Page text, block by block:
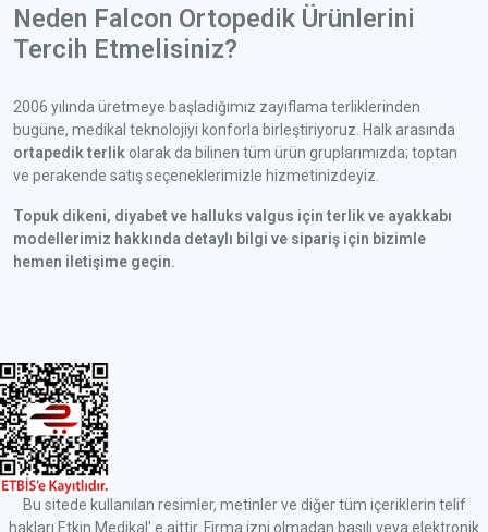
Neden Falcon Ortopedik Ürünlerini
Tercih Etmelisiniz?
2006 yılında üretmeye başladığımız zayıflama terliklerinden
bugüne, medikal teknolojiyi konforla birleştiriyoruz. Halk arasında
ortapedik terlik olarak da bilinen tüm ürün gruplarımızda; toptan
ve perakende satış seçeneklerimizle hizmetinizdeyiz.
Topuk dikeni, diyabet ve halluks valgus için terlik ve ayakkabı
modellerimiz hakkında detaylı bilgi ve sipariş için bizimle
hemen iletişime geçin.
Bu sitede kullanılan resimler, metinler ve diğer tüm içeriklerin telif
hakları Etkin Medikal' e aittir. Firma izni olmadan basılı veya elektronik